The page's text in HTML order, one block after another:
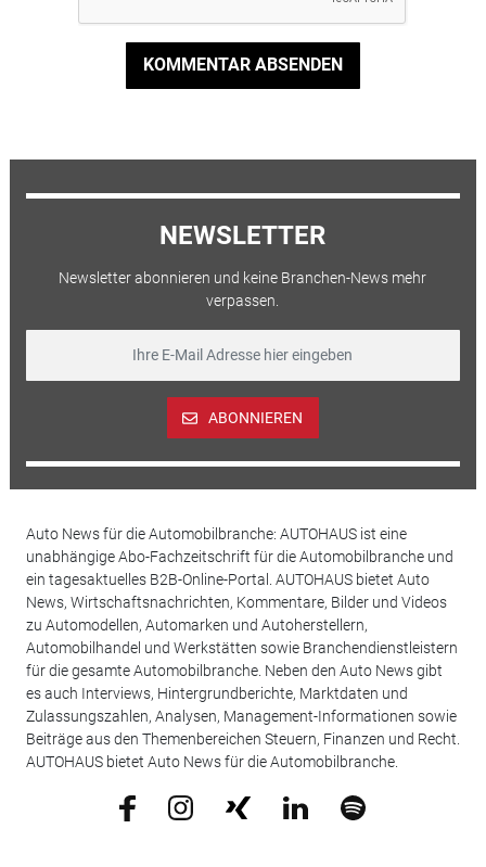
KOMMENTAR ABSENDEN
NEWSLETTER
Newsletter abonnieren und keine Branchen-News mehr
verpassen.
ABONNIEREN
Auto News für die Automobilbranche: AUTOHAUS ist eine
unabhängige Abo-Fachzeitschrift für die Automobilbranche und
ein tagesaktuelles B2B-Online-Portal. AUTOHAUS bietet Auto
News, Wirtschaftsnachrichten, Kommentare, Bilder und Videos
zu Automodellen, Automarken und Autoherstellern,
Automobilhandel und Werkstätten sowie Branchendienstleistern
für die gesamte Automobilbranche. Neben den Auto News gibt
es auch Interviews, Hintergrundberichte, Marktdaten und
Zulassungszahlen, Analysen, Management-Informationen sowie
Beiträge aus den Themenbereichen Steuern, Finanzen und Recht.
AUTOHAUS bietet Auto News für die Automobilbranche.